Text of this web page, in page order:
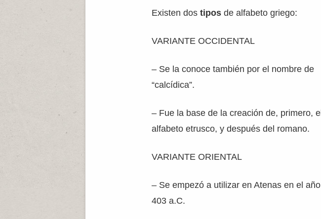
Existen dostiposde alfabeto griego:
VARIANTE OCCIDENTAL
– Se la conoce también por el nombre de
“calcídica”.
– Fue la base de la creación de, primero, el
alfabeto etrusco, y después del romano.
VARIANTE ORIENTAL
– Se empezó a utilizar en Atenas en el año
403 a.C.